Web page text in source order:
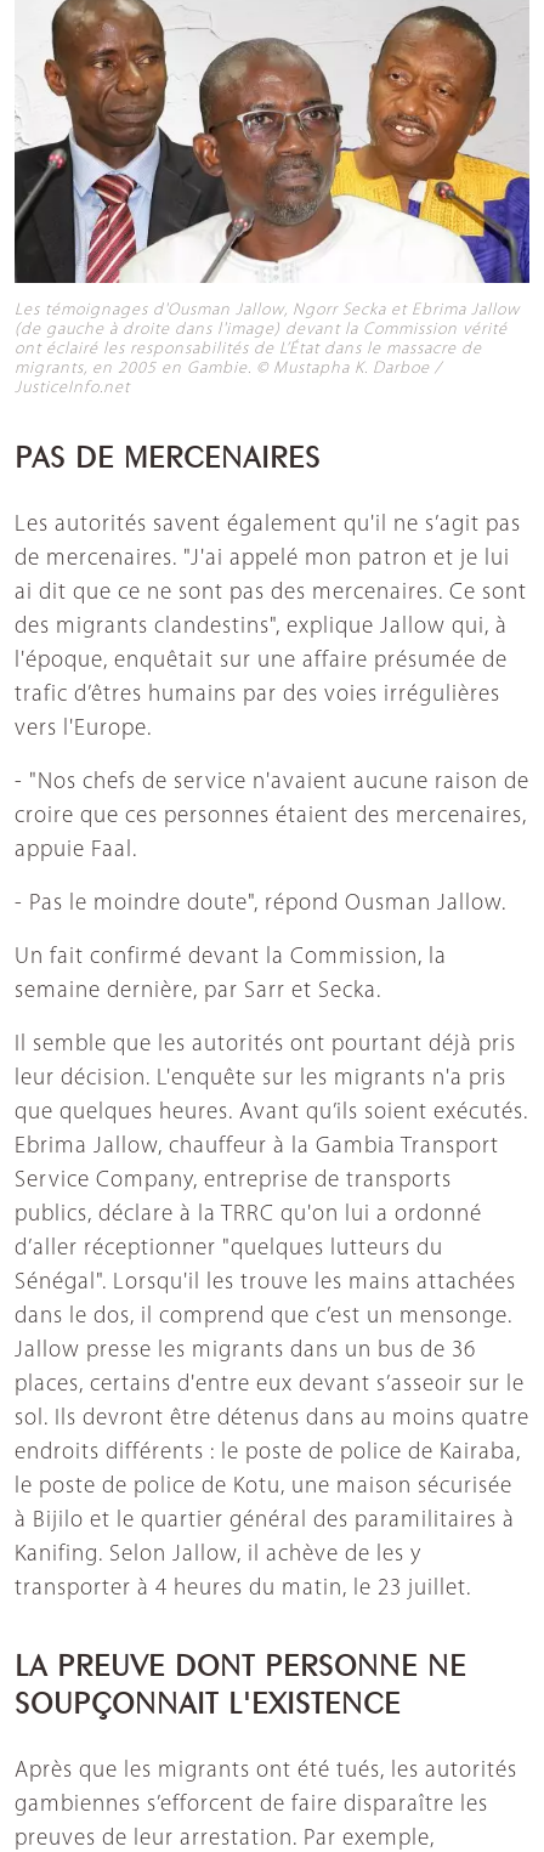
Les témoignages d'Ousman Jallow, Ngorr Secka et Ebrima Jallow
(de gauche à droite dans l'image) devant la Commission vérité
ont éclairé les responsabilités de L’État dans le massacre de
migrants, en 2005 en Gambie. © Mustapha K. Darboe /
JusticeInfo.net
PAS DE MERCENAIRES
Les autorités savent également qu'il ne s’agit pas
de mercenaires. "J'ai appelé mon patron et je lui
ai dit que ce ne sont pas des mercenaires. Ce sont
des migrants clandestins", explique Jallow qui, à
l'époque, enquêtait sur une affaire présumée de
trafic d’êtres humains par des voies irrégulières
vers l'Europe.
- "Nos chefs de service n'avaient aucune raison de
croire que ces personnes étaient des mercenaires,
appuie Faal.
- Pas le moindre doute", répond Ousman Jallow.
Un fait confirmé devant la Commission, la
semaine dernière, par Sarr et Secka.
Il semble que les autorités ont pourtant déjà pris
leur décision. L'enquête sur les migrants n'a pris
que quelques heures. Avant qu’ils soient exécutés.
Ebrima Jallow, chauffeur à la Gambia Transport
Service Company, entreprise de transports
publics, déclare à la TRRC qu'on lui a ordonné
d’aller réceptionner "quelques lutteurs du
Sénégal". Lorsqu'il les trouve les mains attachées
dans le dos, il comprend que c’est un mensonge.
Jallow presse les migrants dans un bus de 36
places, certains d'entre eux devant s’asseoir sur le
sol. Ils devront être détenus dans au moins quatre
endroits différents : le poste de police de Kairaba,
le poste de police de Kotu, une maison sécurisée
à Bijilo et le quartier général des paramilitaires à
Kanifing. Selon Jallow, il achève de les y
transporter à 4 heures du matin, le 23 juillet.
LA PREUVE DONT PERSONNE NE
SOUPÇONNAIT L'EXISTENCE
Après que les migrants ont été tués, les autorités
gambiennes s’efforcent de faire disparaître les
preuves de leur arrestation. Par exemple,